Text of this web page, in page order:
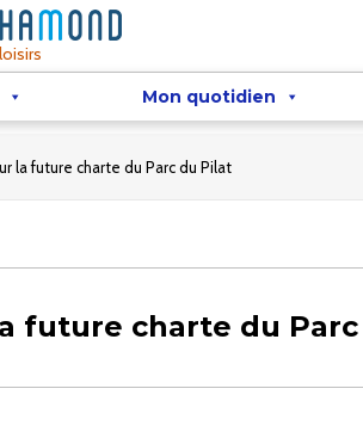
Mon quotidien
la future charte du Parc du Pilat
future charte du